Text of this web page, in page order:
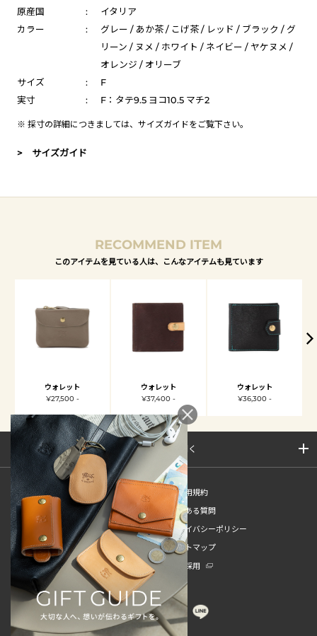
原産国
:
イタリア
カラー
:
グレー / あか茶 / こげ茶 / レッド / ブラック / グ
リーン / ヌメ / ホワイト / ネイビー / ヤケヌメ /
オレンジ / オリーブ
サイズ
:
F
実寸
: F：タテ9.5 ヨコ10.5 マチ2
※ 採寸の詳細につきましては、 サイズガイドをご覧下さい。
> サイズガイド
RECOMMEND ITEM
このアイテムを見ている人は、こんなアイテムも見ています
ウォレット
¥27,500 -
ウォレット
¥37,400 -
ウォレット
¥36,300 -
サイトマップを開く
新規会員登録
ご利用規約
ご利用ガイド
よくある質問
特定商取引法
プライバシーポリシー
お問い合わせ
サイトマップ
販売スタッフ中途採用
新卒採用